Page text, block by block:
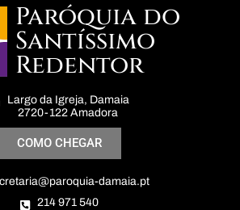
Paróquia do
Santíssimo
Redentor
Largo da Igreja, Damaia
2720-122 Amadora
COMO CHEGAR
damaia.pt
214 971 540